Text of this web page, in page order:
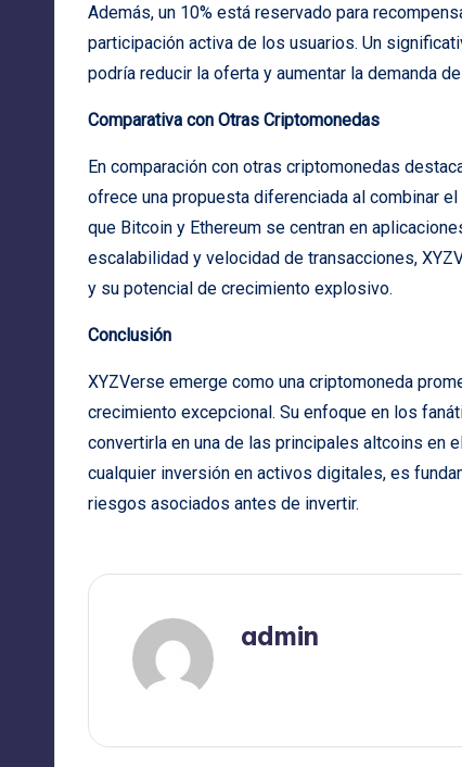
Además, un 10% está reservado para
participación activa de los usuarios. Un
podría reducir la oferta y aumentar la demanda
Comparativa con Otras Criptomonedas
En comparación con otras criptomonedas
ofrece una propuesta diferenciada al combinar
que Bitcoin y Ethereum se centran en
escalabilidad y velocidad de transacciones,
y su potencial de crecimiento explosivo.
Conclusión
XYZVerse emerge como una criptomoneda
crecimiento excepcional. Su enfoque en los
convertirla en una de las principales altcoins en
cualquier inversión en activos digitales, es
riesgos asociados antes de invertir.
admin